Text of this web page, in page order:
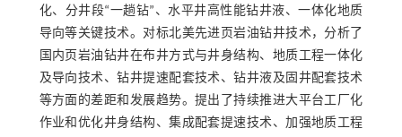
化、分井段“一趟钻”、水平井高性能钻井液、一体化地质
导向等关键技术。对标北美先进页岩油钻井技术，分析了
国内页岩油钻井在布井方式与井身结构、地质工程一体化
及导向技术、钻井提速配套技术、钻井液及固井配套技术
等方面的差距和发展趋势。提出了持续推进大平台工厂化
作业和优化井身结构、集成配套提速技术、加强地质工程